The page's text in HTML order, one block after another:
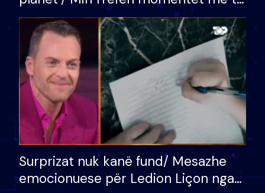
bukura në shtëpinë e BB VIP: Do më
mungojë zilja e mëngjesit kur…
Surprizat nuk kanë fund/ Mesazhe
emocionuese për Ledion Liçon nga